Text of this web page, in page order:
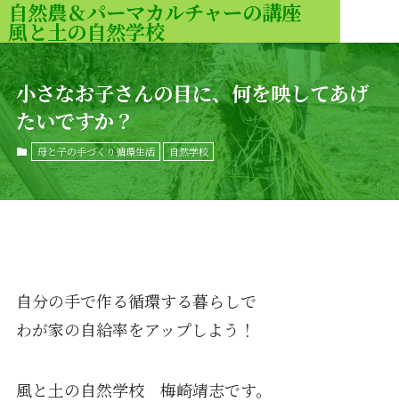
自然農＆パーマカルチャーの講座
風と土の自然学校
小さなお子さんの目に、何を映してあげ
たいですか？
母と子の手づくり循環生活 自然学校
自分の手で作る循環する暮らしで
わが家の自給率をアップしよう！
風と土の自然学校 梅崎靖志です。